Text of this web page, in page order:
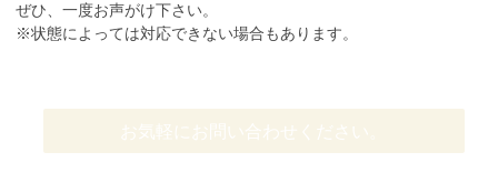
ぜひ、一度お声がけ下さい。
※状態によっては対応できない場合もあります。
お気軽にお問い合わせください。